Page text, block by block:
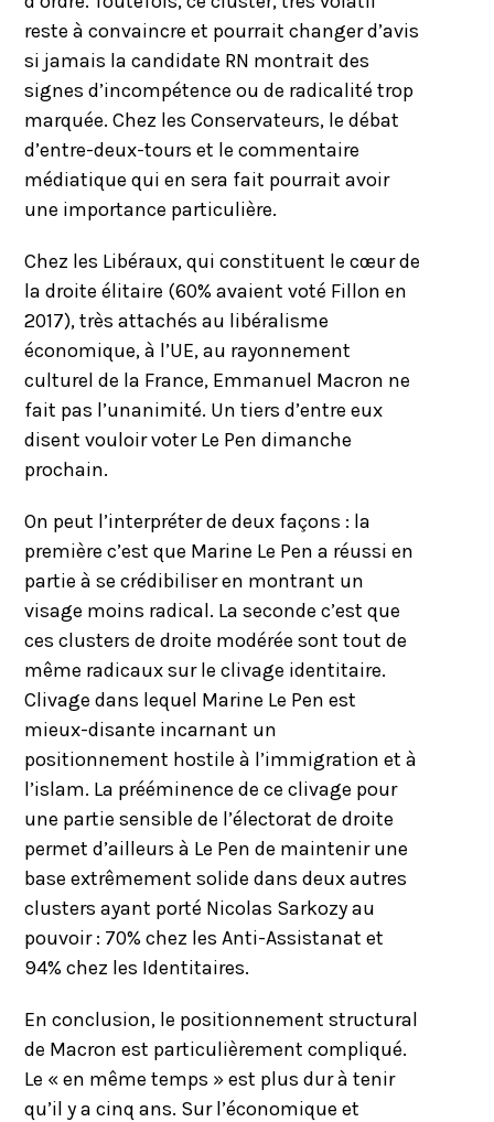
reste à convaincre et pourrait changer d’avis
si jamais la candidate RN montrait des
signes d’incompétence ou de radicalité trop
marquée. Chez les Conservateurs, le débat
d’entre-deux-tours et le commentaire
médiatique qui en sera fait pourrait avoir
une importance particulière.
Chez les Libéraux, qui constituent le cœur de
la droite élitaire (60% avaient voté Fillon en
2017), très attachés au libéralisme
économique, à l’UE, au rayonnement
culturel de la France, Emmanuel Macron ne
fait pas l’unanimité. Un tiers d’entre eux
disent vouloir voter Le Pen dimanche
prochain.
On peut l’interpréter de deux façons : la
première c’est que Marine Le Pen a réussi en
partie à se crédibiliser en montrant un
visage moins radical. La seconde c’est que
ces clusters de droite modérée sont tout de
même radicaux sur le clivage identitaire.
Clivage dans lequel Marine Le Pen est
mieux-disante incarnant un
positionnement hostile à l’immigration et à
l’islam. La prééminence de ce clivage pour
une partie sensible de l’électorat de droite
permet d’ailleurs à Le Pen de maintenir une
base extrêmement solide dans deux autres
clusters ayant porté Nicolas Sarkozy au
pouvoir : 70% chez les Anti-Assistanat et
94% chez les Identitaires.
En conclusion, le positionnement structural
de Macron est particulièrement compliqué.
Le « en même temps » est plus dur à tenir
qu’il y a cinq ans. Sur l’économique et